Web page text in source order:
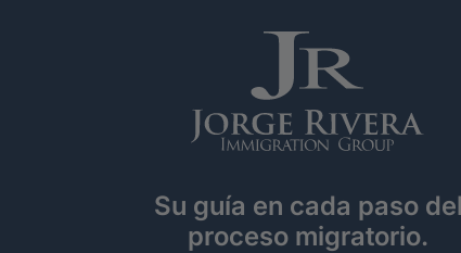
Su guía en cada paso del
proceso migratorio.